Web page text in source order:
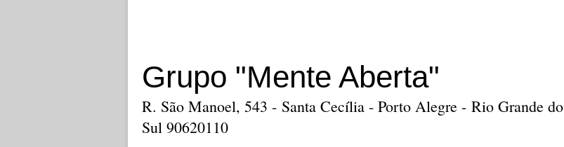
Grupo "Mente Aberta"
R. São Manoel, 543 - Santa Cecília - Porto Alegre - Rio Grande do
Sul 90620110